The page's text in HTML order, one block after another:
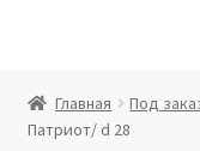
Витрина
Главная Под
Патриот/ d 28